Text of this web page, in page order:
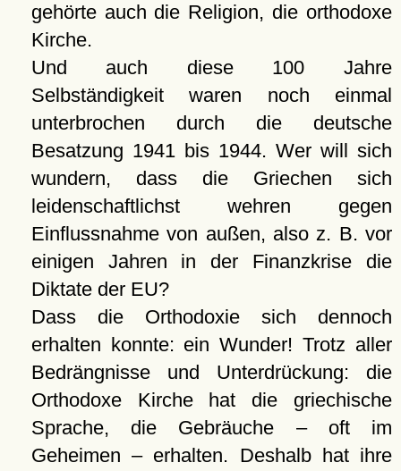
gehörte auch die Religion, die orthodoxe
Kirche.
Und auch diese 100 Jahre
Selbständigkeit waren noch einmal
unterbrochen durch die deutsche
Besatzung 1941 bis 1944. Wer will sich
wundern, dass die Griechen sich
leidenschaftlichst wehren gegen
Einflussnahme von außen, also z. B. vor
einigen Jahren in der Finanzkrise die
Diktate der EU?
Dass die Orthodoxie sich dennoch
erhalten konnte: ein Wunder! Trotz aller
Bedrängnisse und Unterdrückung: die
Orthodoxe Kirche hat die griechische
Sprache, die Gebräuche – oft im
Geheimen – erhalten. Deshalb hat ihre